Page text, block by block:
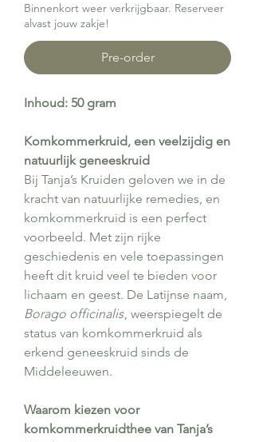
Binnenkort weer verkrijgbaar. Reserveer
alvast jouw zakje!
Pre-order
Inhoud: 50 gram
Komkommerkruid, een veelzijdig en
natuurlijk geneeskruid
Bij Tanja’s Kruiden geloven we in de
kracht van natuurlijke remedies, en
komkommerkruid is een perfect
voorbeeld. Met zijn rijke
geschiedenis en vele toepassingen
heeft dit kruid veel te bieden voor
lichaam en geest. De Latijnse naam,
Borago officinalis, weerspiegelt de
status van komkommerkruid als
erkend geneeskruid sinds de
Middeleeuwen.
Waarom kiezen voor
komkommerkruidthee van Tanja’s